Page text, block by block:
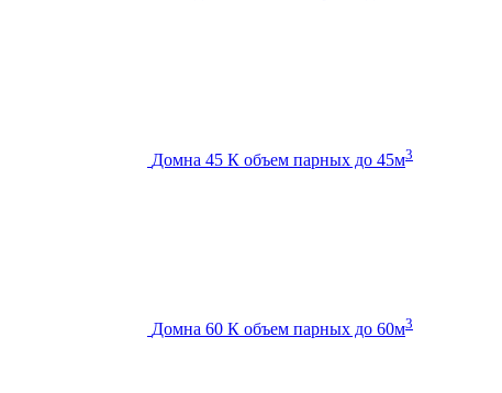
Домна 45 К объем парных до 45м3
Домна 60 К объем парных до 60м3